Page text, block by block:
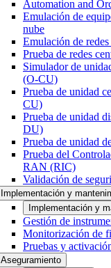
Automation and
Emulación de
nube
Emulación de redes
Prueba de redes
Simulador de
(O-CU)
Prueba de unidad
CU)
Prueba de unidad
DU)
Prueba de unidad
Prueba del
RAN (RIC)
Validación de
Implementación y
Implementación y
Gestión de
Monitorización de
Pruebas y
Aseguramiento